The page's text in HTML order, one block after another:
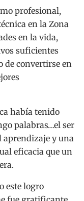
profesional,
en la Zona
en la vida,
suficientes
de convertirse en
había tenido
palabras…el ser
aprendizaje y una
eficacia que un
este logro